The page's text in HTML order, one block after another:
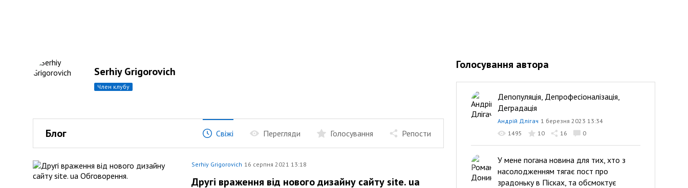
Serhiy Grigorovich
член клубу
Блог Свіжі Перегляди Голосування Репости
Serhiy Grigorovich 16 серпня 2021 13:18
Другі враження від нового дизайну сайту site. ua
Голосування автора
Депопуляція, Депрофесіоналізація,
Деградація
Андрій Длігач 1 березня 2023 13:34
1495
10 16 0
У мене погана новина для тих, хто з
насолодженням тягає пост про
зрадоньку в Пісках, та обсмоктує